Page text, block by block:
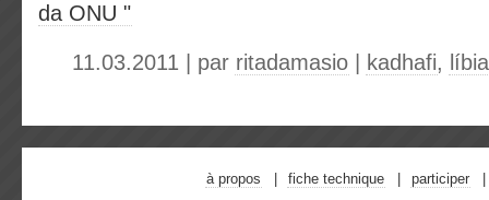
da ONU "
11.03.2011 | par ritadamasio kadhafi, líbia
à propos fiche technique participer